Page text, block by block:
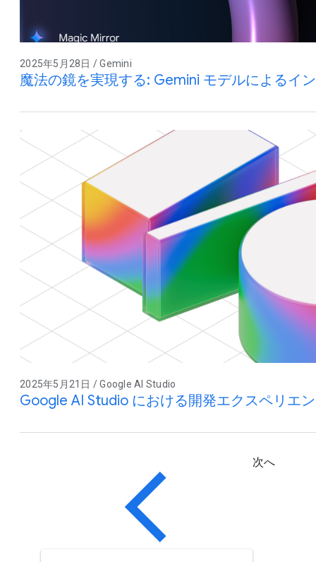
2025年5月28日 / Gemini
魔法の鏡を実現する: Gemini モデルによるイ
2025年5月21日 / Google AI Studio
Google AI Studio における開発エクスペリエ
次へ